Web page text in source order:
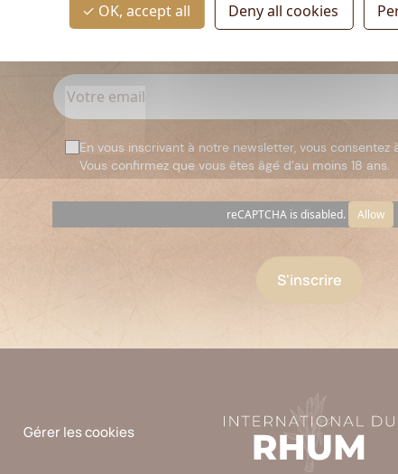
Inscrivez-vous à la
En vous inscrivant à notre newsletter, vous consentez
Vous confirmez que vous êtes âgé d’au moins 18 ans.
reCAPTCHA is disabled. Allow
Gérer les cookies
OK, accept all Deny all cookies